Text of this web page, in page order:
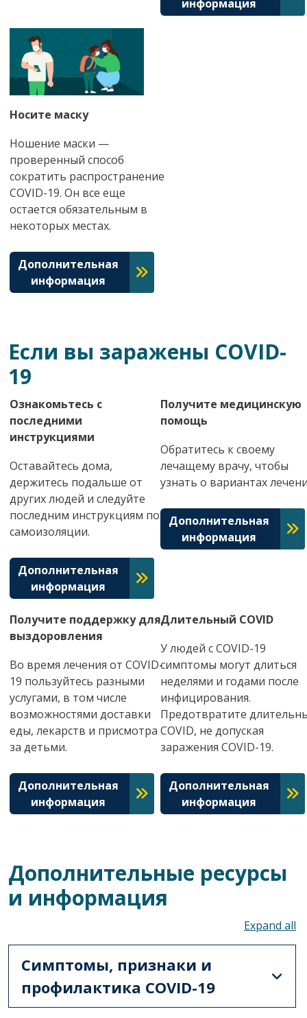
информация
Носите маску
Ношение маски —
проверенный способ
сократить распространение
COVID-19. Он все еще
остается обязательным в
некоторых местах.
Дополнительная
информация
Если вы заражены COVID-
19
Ознакомьтесь с
последними
инструкциями
Оставайтесь дома,
держитесь подальше от
других людей и следуйте
последним инструкциям по
самоизоляции.
Дополнительная
информация
Получите медицинскую
помощь
Обратитесь к своему
лечащему врачу, чтобы
узнать о вариантах
Дополнительная
информация
Получите поддержку для
выздоровления
Во время лечения от COVID-
19 пользуйтесь разными
услугами, в том числе
возможностями доставки
еды, лекарств и присмотра
за детьми.
Дополнительная
информация
Длительный COVID
У людей с COVID-19
симптомы могут длиться
неделями и годами после
инфицирования.
Предотвратите
COVID, не допуская
заражения COVID-19.
Дополнительная
информация
Дополнительные ресурсы
и информация
Симптомы, признаки и
профилактика COVID-19